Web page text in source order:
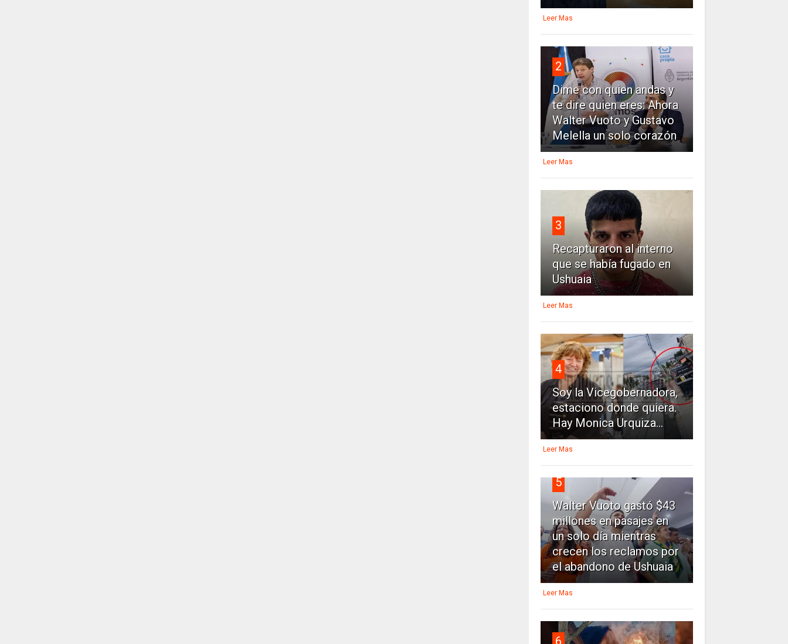
Leer Mas
2
Dime con quien andas y
te dire quien eres: Ahora
Walter Vuoto y Gustavo
Melella un solo corazón
Leer Mas
3
Recapturaron al interno
que se había fugado en
Ushuaia
Leer Mas
4
Soy la Vicegobernadora,
estaciono donde quiera.
Hay Monica Urquiza...
Leer Mas
5
Walter Vuoto gastó $43
millones en pasajes en
un solo día mientras
crecen los reclamos por
el abandono de Ushuaia
Leer Mas